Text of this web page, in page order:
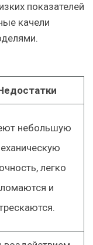
показателей
качели
небольшую
легко
ломаются и